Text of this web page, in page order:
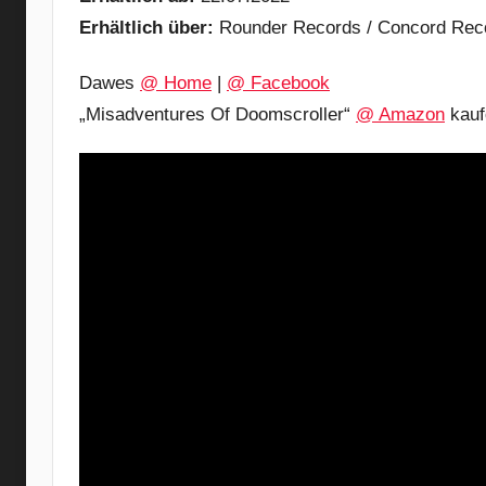
Erhältlich über: Rounder Records / Concord
Dawes @ Home | @ Facebook
„Misadventures Of Doomscroller“ @ Amazon